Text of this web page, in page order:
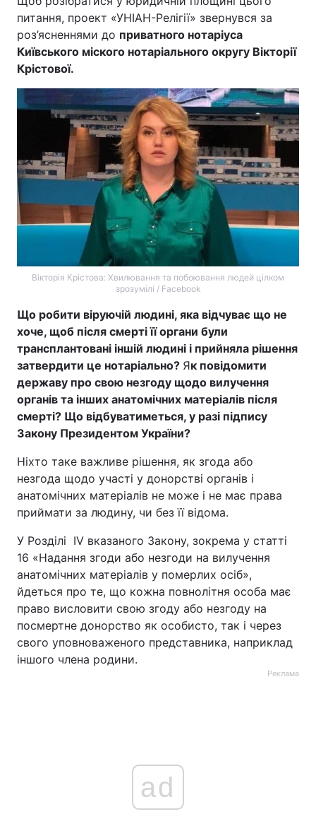
питання, проект «УНІАН-Релігії» звернувся за
роз’ясненнями до приватного нотаріуса
Київського міского нотаріального округу Вікторії
Крістової.
Вікторія Крістова: Хвилювання та побоювання людей цілком
зрозумілі / Facebook
Що робити віруючій людині, яка відчуває що не
хоче, щоб після смерті її органи були
трансплантовані іншій людині і прийняла рішення
затвердити це нотаріально? Як повідомити
державу про свою незгоду щодо вилучення
органів та інших анатомічних матеріалів після
смерті? Що відбуватиметься, у разі підпису
Закону Президентом України?
Ніхто таке важливе рішення, як згода або
незгода щодо участі у донорстві органів і
анатомічних матеріалів не може і не має права
приймати за людину, чи без її відома.
У Розділі IV вказаного Закону, зокрема у статті
16 «Надання згоди або незгоди на вилучення
анатомічних матеріалів у померлих осіб»,
йдеться про те, що кожна повнолітня особа має
право висловити свою згоду або незгоду на
посмертне донорство як особисто, так і через
свого уповноваженого представника, наприклад
іншого члена родини.
Реклама
ad